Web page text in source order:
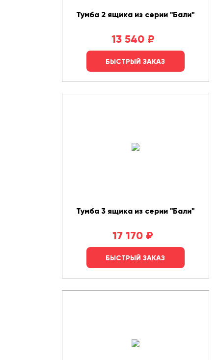
Тумба 2 ящика из серии "Бали"
13 540 ₽
БЫСТРЫЙ ЗАКАЗ
Тумба 3 ящика из серии "Бали"
17 170 ₽
БЫСТРЫЙ ЗАКАЗ